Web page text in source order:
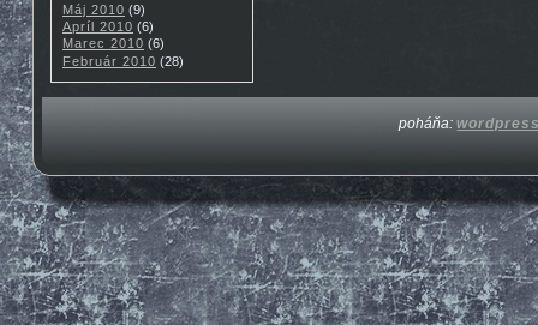
Máj 2010 (9)
Apríl 2010 (6)
Marec 2010 (6)
Február 2010 (28)
poháňa: